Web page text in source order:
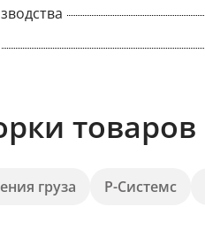
товаров
груза Р-Системс